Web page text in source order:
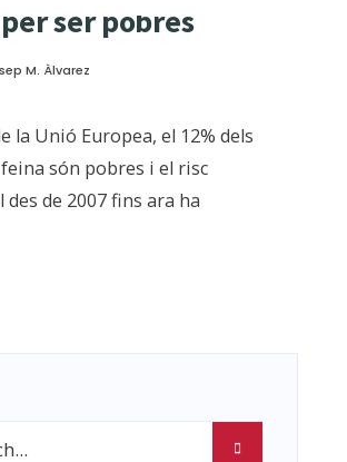
ser pobres
M. Àlvarez
la Unió Europea, el 12% dels
són pobres i el risc
des de 2007 fins ara ha